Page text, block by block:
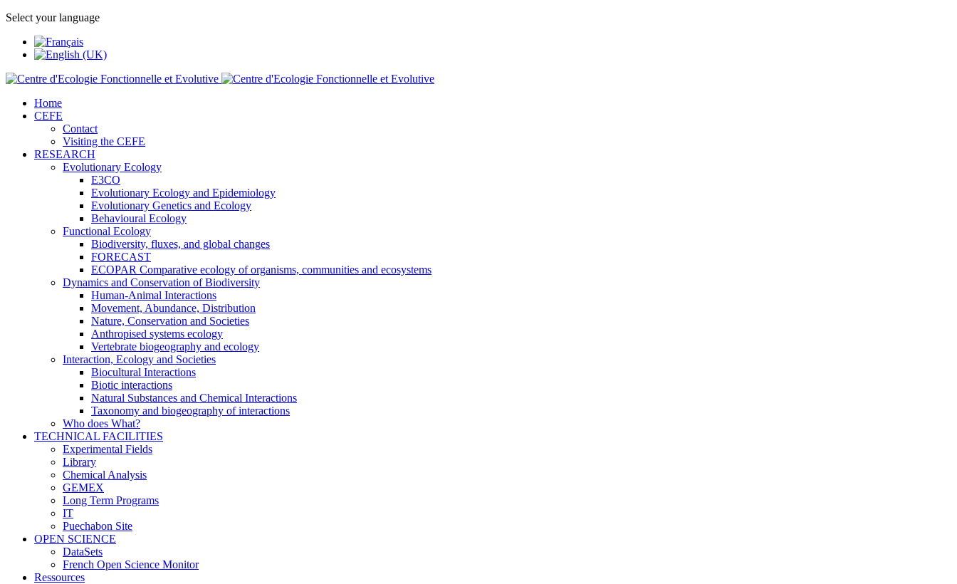
Select your language
Home
CEFE
Contact
Visiting the CEFE
RESEARCH
Evolutionary Ecology
E3CO
Evolutionary Ecology and Epidemiology
Evolutionary Genetics and Ecology
Behavioural Ecology
Functional Ecology
Biodiversity, fluxes, and global changes
FORECAST
ECOPAR Comparative ecology of organisms, communities and ecosystems
Dynamics and Conservation of Biodiversity
Human-Animal Interactions
Movement, Abundance, Distribution
Nature, Conservation and Societies
Anthropised systems ecology
Vertebrate biogeography and ecology
Interaction, Ecology and Societies
Biocultural Interactions
Biotic interactions
Natural Substances and Chemical Interactions
Taxonomy and biogeography of interactions
Who does What?
TECHNICAL FACILITIES
Experimental Fields
Library
Chemical Analysis
GEMEX
Long Term Programs
IT
Puechabon Site
OPEN SCIENCE
DataSets
French Open Science Monitor
Ressources